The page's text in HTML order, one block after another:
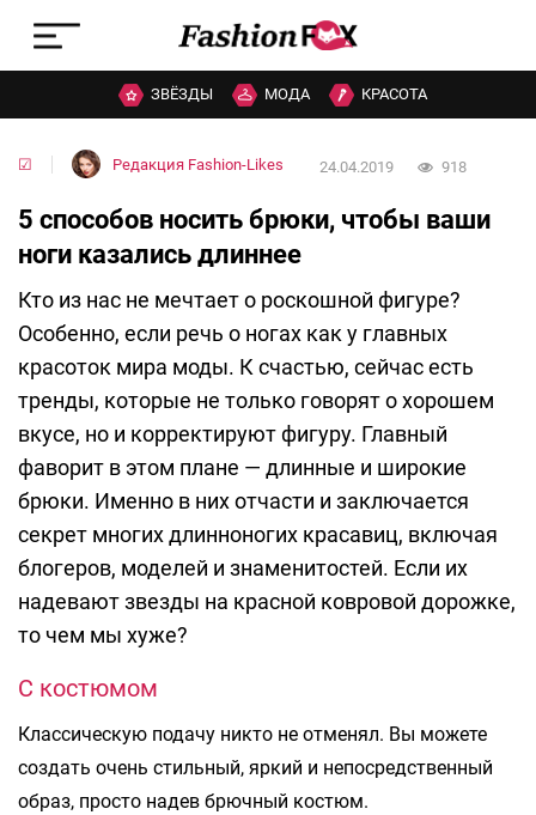
ЗВЁЗДЫ МОДА КРАСОТА
☑ Редакция Fashion-Likes 24.04.2019 918
5 способов носить брюки, чтобы ваши
ноги казались длиннее
Кто из нас не мечтает о роскошной фигуре?
Особенно, если речь о ногах как у главных
красоток мира моды. К счастью, сейчас есть
тренды, которые не только говорят о хорошем
вкусе, но и корректируют фигуру. Главный
фаворит в этом плане — длинные и широкие
брюки. Именно в них отчасти и заключается
секрет многих длинноногих красавиц, включая
блогеров, моделей и знаменитостей. Если их
надевают звезды на красной ковровой дорожке,
то чем мы хуже?
С костюмом
Классическую подачу никто не отменял. Вы можете
создать очень стильный, яркий и непосредственный
образ, просто надев брючный костюм.